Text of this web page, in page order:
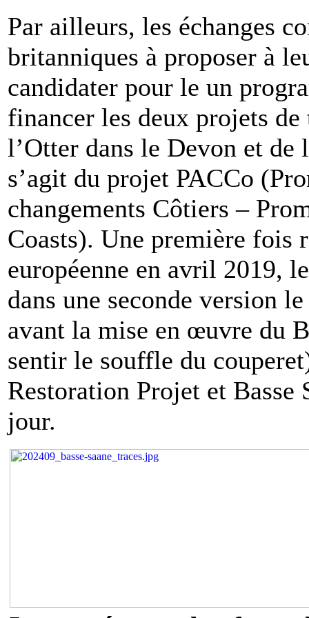
Par ailleurs, les échanges
britanniques à proposer à
candidater pour le un
financer les deux projets
l’Otter dans le Devon et de
s’agit du projet PACCo
changements Côtiers –
Coasts). Une première fois
européenne en avril 2019,
dans une seconde version
avant la mise en œuvre du
sentir le souffle du
Restoration Projet et
jour.